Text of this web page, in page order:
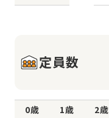
定員数
0歳 1歳 2歳